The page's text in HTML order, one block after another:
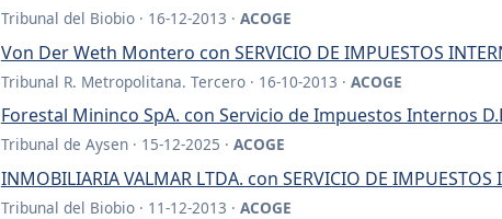
Tribunal del Biobio · 16-12-2013 · ACOGE
Von Der Weth Montero con SERVICIO DE IMPUESTOS
Tribunal R. Metropolitana. Tercero · 16-10-2013 · ACOGE
Forestal Mininco SpA. con Servicio de Impuestos Internos
Tribunal de Aysen · 15-12-2025 · ACOGE
INMOBILIARIA VALMAR LTDA. con SERVICIO DE IMPUESTOS
Tribunal del Biobio · 11-12-2013 · ACOGE